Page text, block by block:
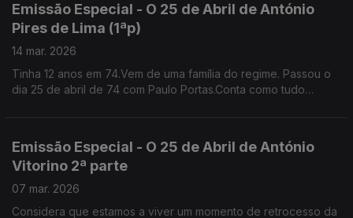
Emissão Especial - O 25 de Abril de António
Pires de Lima (1ªp)
14 mar. 2026
Tinha 12 anos em 74.Vem de uma família do regime. Passou o
dia 25 de abril de 74 com Paulo Portas.Conta como tudo
Emissão Especial - O 25 de Abril de António
Vitorino 2ª parte
07 mar. 2026
Considera que estamos a viver um momento de retrocesso da